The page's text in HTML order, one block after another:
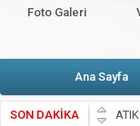
Foto Galeri
Ana Sayfa
SON DAKİKA